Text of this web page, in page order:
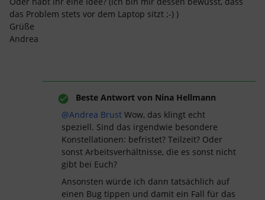
das Problem stets vor dem Laptop sitzt ;-) )
Grüße
Andrea
Beste Antwort von Nina Hellmann
@Andrea Brust Wow, das klingt echt
speziell. Sind das irgendwie besondere
Konstellationen: befristet? Teilzeit? Oder
sonst Arbeitsverhältnisse, die es sonst nicht
gibt bei Euch?
Ansonsten würde ich dann tatsächlich auf
einen Bug tippen und damit ein Fall für das